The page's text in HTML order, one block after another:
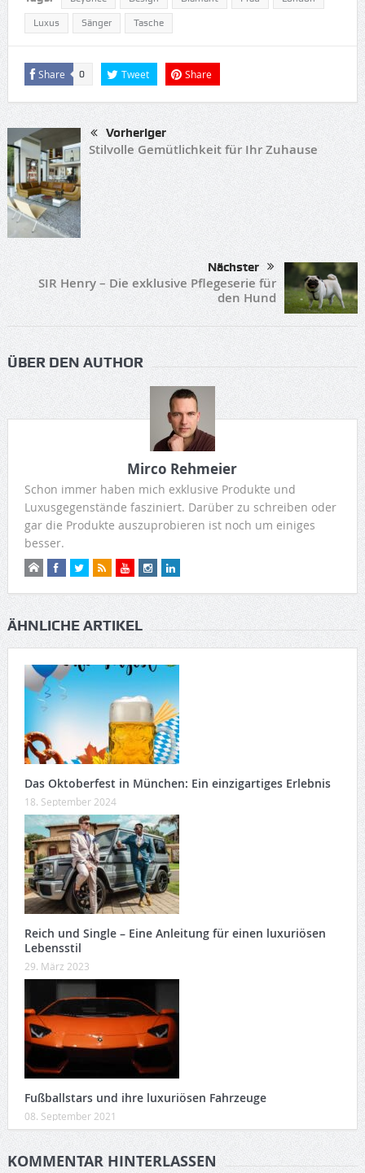
Luxus Sänger Tasche
Share 0 Tweet Share
Vorheriger
Stilvolle Gemütlichkeit für Ihr Zuhause
Nächster
SIR Henry – Die exklusive Pflegeserie für
den Hund
ÜBER DEN AUTHOR
Mirco Rehmeier
Schon immer haben mich exklusive Produkte und
Luxusgegenstände fasziniert. Darüber zu schreiben oder
gar die Produkte auszuprobieren ist noch um einiges
besser.
ÄHNLICHE ARTIKEL
Das Oktoberfest in München: Ein einzigartiges Erlebnis
18. September 2024
Reich und Single – Eine Anleitung für einen luxuriösen
Lebensstil
29. März 2023
Fußballstars und ihre luxuriösen Fahrzeuge
08. September 2021
KOMMENTAR HINTERLASSEN